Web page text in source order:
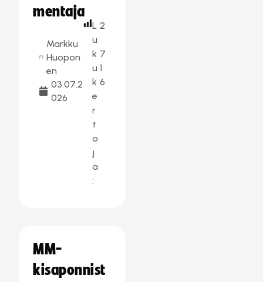
mentaja
Markku
Huopon
en
03.07.2
026
L
u
k
u
k
e
r
t
o
j
a
:
2
7
1
6
MM-
kisaponnist